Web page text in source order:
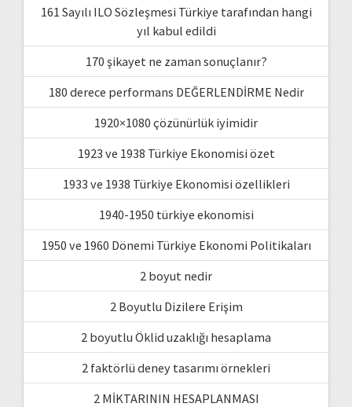
161 Sayılı ILO Sözleşmesi Türkiye tarafından hangi
yıl kabul edildi
170 şikayet ne zaman sonuçlanır?
180 derece performans DEĞERLENDİRME Nedir
1920×1080 çözünürlük iyimidir
1923 ve 1938 Türkiye Ekonomisi özet
1933 ve 1938 Türkiye Ekonomisi özellikleri
1940-1950 türkiye ekonomisi
1950 ve 1960 Dönemi Türkiye Ekonomi Politikaları
2 boyut nedir
2 Boyutlu Dizilere Erişim
2 boyutlu Öklid uzaklığı hesaplama
2 faktörlü deney tasarımı örnekleri
2 MİKTARININ HESAPLANMASI